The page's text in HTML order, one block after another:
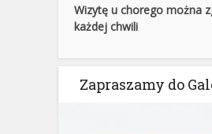
Wizytę u chorego można
każdej chwili
Zapraszamy do